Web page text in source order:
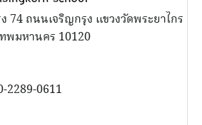
74 ถนนเจริญกรุง แขวงวัดพระยาไกร
พมหานคร 10120
2289-0611